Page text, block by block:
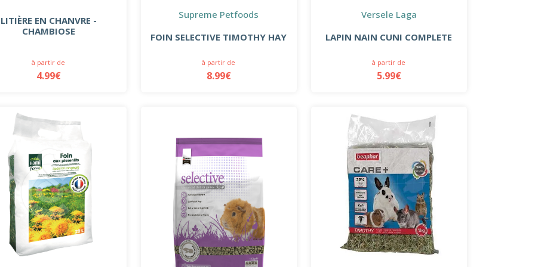
LITIÈRE EN CHANVRE -
CHAMBIOSE
à partir de
4.99€
Supreme Petfoods
FOIN SELECTIVE TIMOTHY HAY
à partir de
8.99€
Versele Laga
LAPIN NAIN CUNI COMPLETE
à partir de
5.99€